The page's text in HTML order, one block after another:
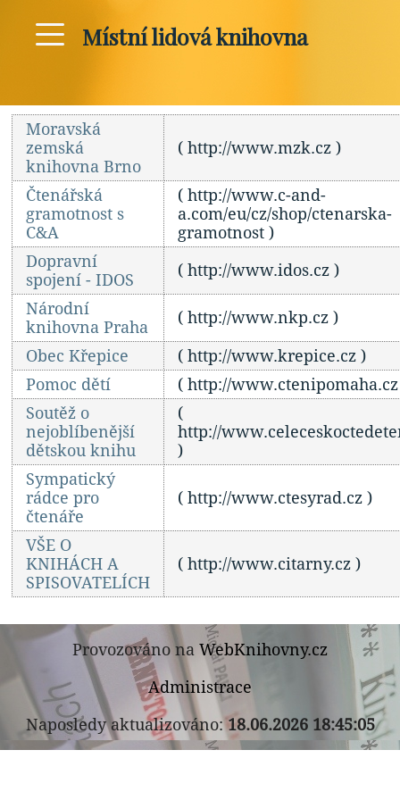
Místní lidová knihovna
Moravská
zemská
knihovna Brno
( http://www.mzk.cz )
Čtenářská
gramotnost s
C&A
( http://www.c-and-
a.com/eu/cz/shop/ctenarska-
gramotnost )
Dopravní
spojení - IDOS
( http://www.idos.cz )
Národní
knihovna Praha
( http://www.nkp.cz )
Obec Křepice
( http://www.krepice.cz )
Pomoc dětí
( http://
Soutěž o
nejoblíbenější
dětskou knihu
(
http://
)
Sympatický
rádce pro
čtenáře
( http://www.ctesyrad.cz )
VŠE O
KNIHÁCH A
SPISOVATELÍCH
( http://www.citarny.cz )
Provozováno na WebKnihovny.cz
Administrace
Naposledy aktualizováno:18.06.2026 18:45:05